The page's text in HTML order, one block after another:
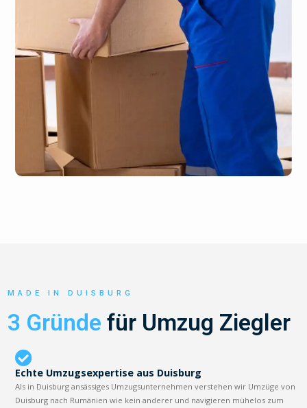
MADE IN DUISBURG
3 Gründe für Umzug Ziegler
Echte Umzugsexpertise aus Duisburg
Als in Duisburg ansässiges Umzugsunternehmen verstehen wir Umzüge von
Duisburg nach Rumänien wie kein anderer und navigieren mühelos zum